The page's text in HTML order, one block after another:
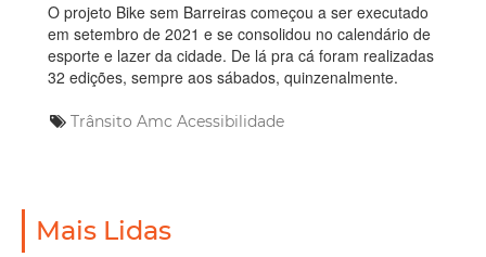
O projeto Bike sem Barreiras começou a ser executado
em setembro de 2021 e se consolidou no calendário de
esporte e lazer da cidade. De lá pra cá foram realizadas
32 edições, sempre aos sábados, quinzenalmente.
Trânsito Amc Acessibilidade
Mais Lidas